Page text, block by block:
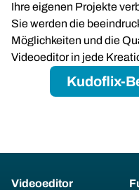
Ihre eigenen Projekte
Sie werden die
Möglichkeiten und die
Videoeditor in jede
Kudoflix-
Videoeditor